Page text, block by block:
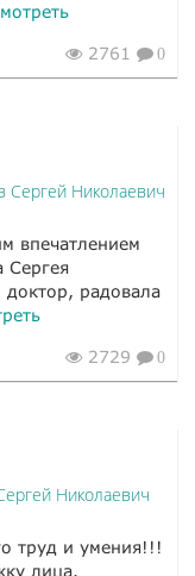
2761 0
Сергей Николаевич
впечатлением
Сергея
радовала
2729 0
Николаевич
труд и умения!!!
лица.